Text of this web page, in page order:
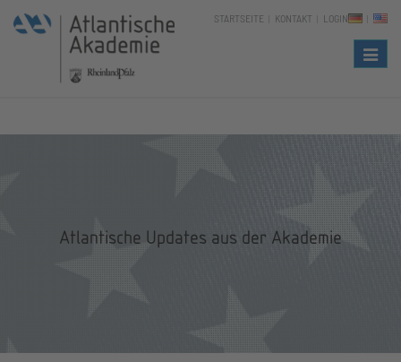
STARTSEITE KONTAKT LOGIN
Atlantische Updates aus der Akademie